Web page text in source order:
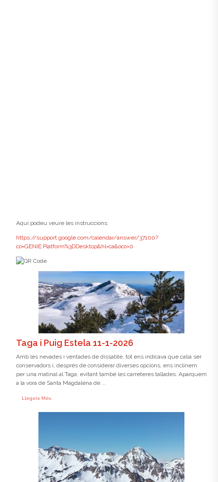
Aquí podeu veure les instruccions:
https://support.google.com/calendar/answer/37100?
co=GENIE.Platform%3DDesktop&hl=ca&oco=0
Taga i Puig Estela 11-1-2026
Amb les nevades i ventades de dissabte, tot ens indicava que calia ser
conservadors i, després de considerar diverses opcions, ens inclinem
per una matinal al Taga, evitant també les carreteres tallades. Aparquem
a la vora de Santa Magdalena de ...
Llegeix Més